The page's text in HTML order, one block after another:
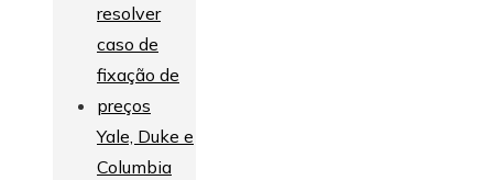
Yale, Duke e
Columbia